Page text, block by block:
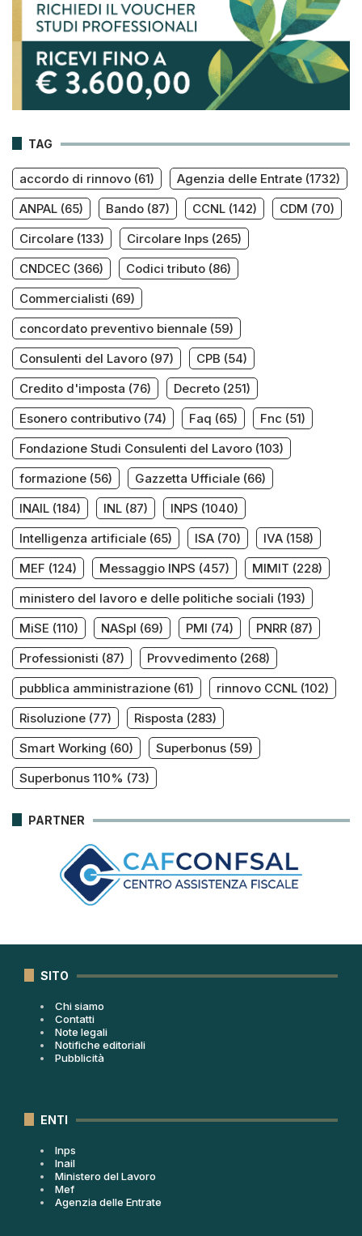
TAG
accordo di rinnovo (61) Agenzia delle Entrate (1732)
ANPAL (65) Bando (87) CCNL (142) CDM (70)
Circolare (133) Circolare Inps (265)
CNDCEC (366) Codici tributo (86)
Commercialisti (69)
concordato preventivo biennale (59)
Consulenti del Lavoro (97) CPB (54)
Credito d'imposta (76) Decreto (251)
Esonero contributivo (74) Faq (65) Fnc (51)
Fondazione Studi Consulenti del Lavoro (103)
formazione (56) Gazzetta Ufficiale (66)
INAIL (184) INL (87) INPS (1040)
Intelligenza artificiale (65) ISA (70) IVA (158)
MEF (124) Messaggio INPS (457) MIMIT (228)
ministero del lavoro e delle politiche sociali (193)
MiSE (110) NASpI (69) PMI (74) PNRR (87)
Professionisti (87) Provvedimento (268)
pubblica amministrazione (61) rinnovo CCNL (102)
Risoluzione (77) Risposta (283)
Smart Working (60) Superbonus (59)
Superbonus 110% (73)
PARTNER
SITO
Chi siamo
Contatti
Note legali
Notifiche editoriali
Pubblicità
ENTI
Inps
Inail
Ministero del Lavoro
Mef
Agenzia delle Entrate